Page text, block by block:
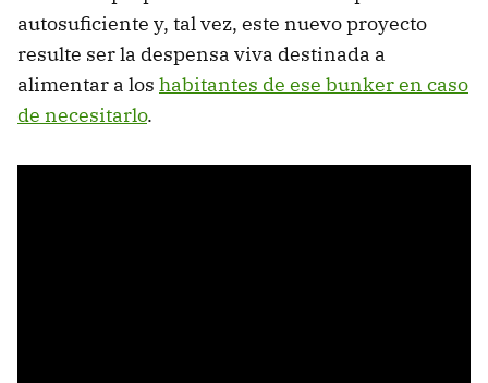
autosuficiente y, tal vez, este nuevo proyecto
resulte ser la despensa viva destinada a
alimentar a los habitantes de ese bunker en caso
de necesitarlo.